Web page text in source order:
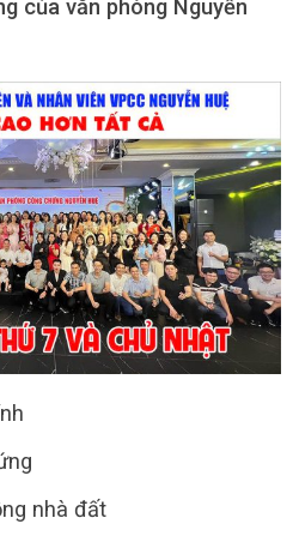
của văn phòng Nguyễn
nhà đất